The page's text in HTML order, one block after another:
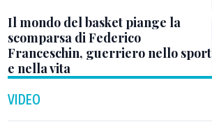
Il mondo del basket piange la
scomparsa di Federico
Franceschin, guerriero nello sport
e nella vita
VIDEO